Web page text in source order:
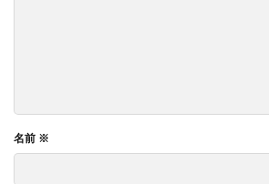
名前 ※